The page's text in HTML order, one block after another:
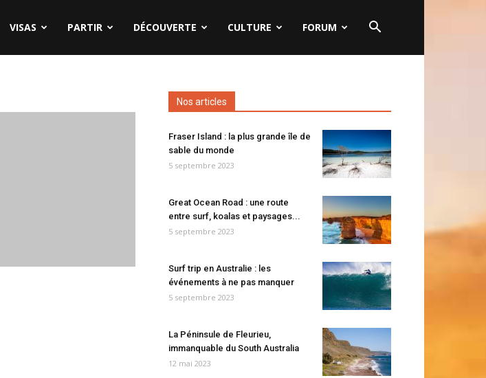
VISAS PARTIR DÉCOUVERTE CULTURE FORUM
Nos articles
Fraser Island : la plus grande île de
sable du monde
5 septembre 2023
Great Ocean Road : une route
entre surf, koalas et paysages...
5 septembre 2023
Surf trip en Australie : les
événements à ne pas manquer
5 septembre 2023
La Péninsule de Fleurieu,
immanquable du South Australia
12 mai 2023